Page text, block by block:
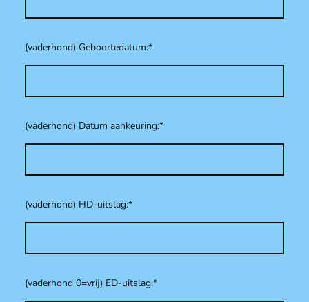
(vaderhond) Geboortedatum:*
(vaderhond) Datum aankeuring:*
(vaderhond) HD-uitslag:*
(vaderhond 0=vrij) ED-uitslag:*